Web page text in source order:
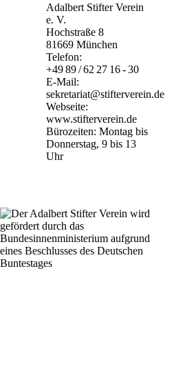
Adalbert Stifter Verein
e. V.
Hochstraße 8
81669 München
Telefon:
+49 89 / 62 27 16 - 30
E-Mail:
sekretariat@stifterverein.de
Webseite:
www.stifterverein.de
Bürozeiten: Montag bis
Donnerstag, 9 bis 13
Uhr